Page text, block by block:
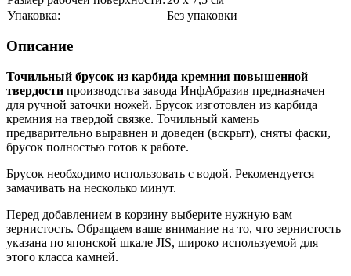
Упаковка:
Без упаковки
Описание
Точильный брусок из карбида кремния повышенной
твердости производства завода ИнфАбразив предназначен
для ручной заточки ножей. Брусок изготовлен из карбида
кремния на твердой связке. Точильный камень
предварительно выравнен и доведен (вскрыт), сняты фаски,
брусок полностью готов к работе.
Брусок необходимо использовать с водой. Рекомендуется
замачивать на несколько минут.
Перед добавлением в корзину выберите нужную вам
зернистость. Обращаем ваше внимание на то, что зернистость
указана по японской шкале JIS, широко используемой для
этого класса камней.